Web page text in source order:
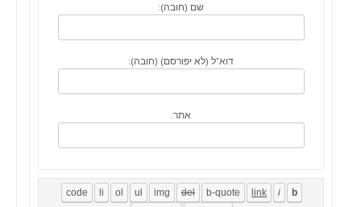
שם (חובה):
דוא"ל (לא יפורסם) (חובה):
אתר: